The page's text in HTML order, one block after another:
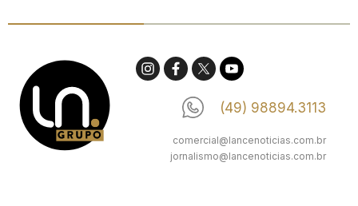
(49) 98894.3113
comercial@lancenoticias.com.br
jornalismo@lancenoticias.com.br